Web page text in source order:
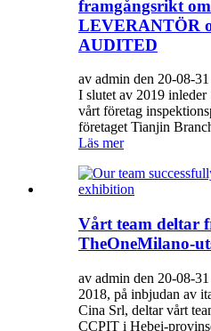
framgångsrikt
LEVERANTÖR
AUDITED
av admin den 20-08-31
I slutet av 2019
vårt företag
företaget Tianjin
Läs mer
Vårt team deltar
TheOneMilano-
av admin den 20-08-31
2018, på inbjudan av
Cina Srl, deltar vårt
CCPIT i Hebei-